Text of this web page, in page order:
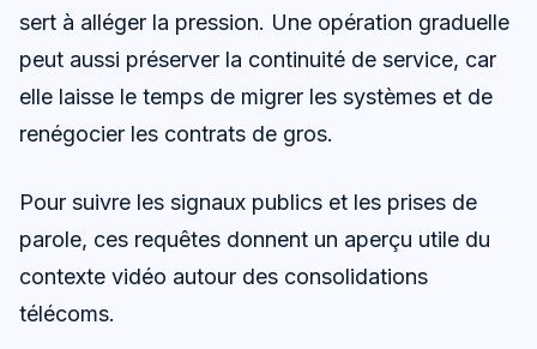
sert à alléger la pression. Une opération graduelle
peut aussi préserver la continuité de service, car
elle laisse le temps de migrer les systèmes et de
renégocier les contrats de gros.
Pour suivre les signaux publics et les prises de
parole, ces requêtes donnent un aperçu utile du
contexte vidéo autour des consolidations
télécoms.